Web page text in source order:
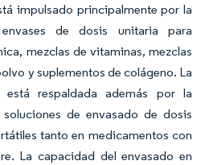
impulsado principalmente por la
de dosis unitaria para
mezclas de vitaminas, mezclas
y suplementos de colágeno. La
está respaldada además por la
de envasado de dosis
tanto en medicamentos con
La capacidad del envasado en